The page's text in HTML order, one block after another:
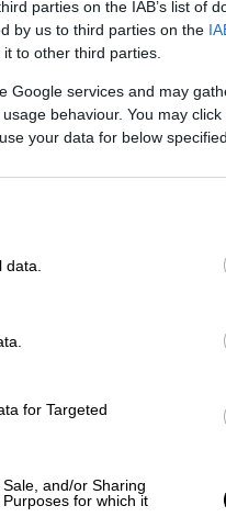
parties on the IAB’s list of
by us to third parties on the
to other third parties.
Google services and may
behaviour. You may
your data for below
for Targeted
and/or Sharing
for which it
τις
να δουν
ο Σταμάτης
Η
με νέο
να